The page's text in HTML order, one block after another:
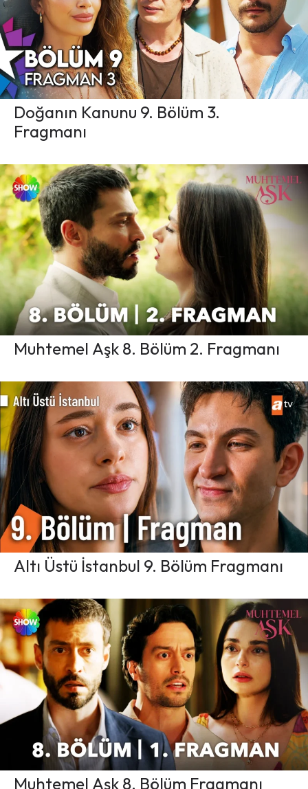
Doğanın Kanunu 9. Bölüm 3.
Fragmanı
Muhtemel Aşk 8. Bölüm 2. Fragmanı
Altı Üstü İstanbul 9. Bölüm Fragmanı
Muhtemel Aşk 8. Bölüm Fragmanı